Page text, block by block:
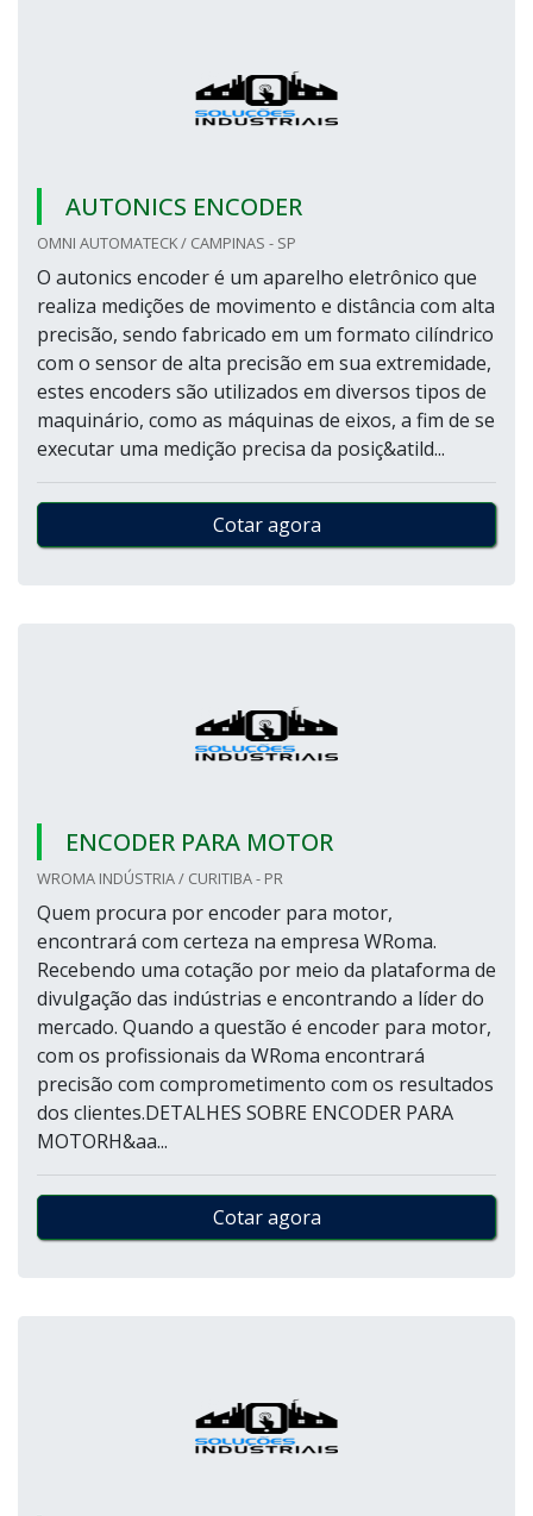
AUTONICS ENCODER
OMNI AUTOMATECK / CAMPINAS - SP
O autonics encoder é um aparelho eletrônico que
realiza medições de movimento e distância com alta
precisão, sendo fabricado em um formato cilíndrico
com o sensor de alta precisão em sua extremidade,
estes encoders são utilizados em diversos tipos de
maquinário, como as máquinas de eixos, a fim de se
executar uma medição precisa da posiç&atild...
Cotar agora
ENCODER PARA MOTOR
WROMA INDÚSTRIA / CURITIBA - PR
Quem procura por encoder para motor,
encontrará com certeza na empresa WRoma.
Recebendo uma cotação por meio da plataforma de
divulgação das indústrias e encontrando a líder do
mercado. Quando a questão é encoder para motor,
com os profissionais da WRoma encontrará
precisão com comprometimento com os resultados
dos clientes.DETALHES SOBRE ENCODER PARA
MOTORH&aa...
Cotar agora